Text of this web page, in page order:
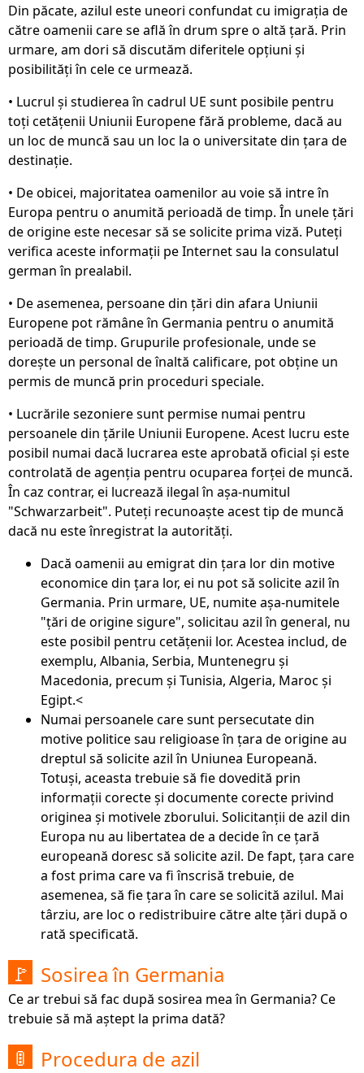
Din păcate, azilul este uneori confundat cu imigrația de
către oamenii care se află în drum spre o altă țară. Prin
urmare, am dori să discutăm diferitele opțiuni și
posibilități în cele ce urmează.
• Lucrul și studierea în cadrul UE sunt posibile pentru
toți cetățenii Uniunii Europene fără probleme, dacă au
un loc de muncă sau un loc la o universitate din țara de
destinație.
• De obicei, majoritatea oamenilor au voie să intre în
Europa pentru o anumită perioadă de timp. În unele țări
de origine este necesar să se solicite prima viză. Puteți
verifica aceste informații pe Internet sau la consulatul
german în prealabil.
• De asemenea, persoane din țări din afara Uniunii
Europene pot rămâne în Germania pentru o anumită
perioadă de timp. Grupurile profesionale, unde se
dorește un personal de înaltă calificare, pot obține un
permis de muncă prin proceduri speciale.
• Lucrările sezoniere sunt permise numai pentru
persoanele din țările Uniunii Europene. Acest lucru este
posibil numai dacă lucrarea este aprobată oficial și este
controlată de agenția pentru ocuparea forței de muncă.
În caz contrar, ei lucrează ilegal în așa-numitul
"Schwarzarbeit". Puteți recunoaște acest tip de muncă
dacă nu este înregistrat la autorități.
Dacă oamenii au emigrat din țara lor din motive
economice din țara lor, ei nu pot să solicite azil în
Germania. Prin urmare, UE, numite așa-numitele
"țări de origine sigure", solicitau azil în general, nu
este posibil pentru cetățenii lor. Acestea includ, de
exemplu, Albania, Serbia, Muntenegru și
Macedonia, precum și Tunisia, Algeria, Maroc și
Egipt.<
Numai persoanele care sunt persecutate din
motive politice sau religioase în țara de origine au
dreptul să solicite azil în Uniunea Europeană.
Totuși, aceasta trebuie să fie dovedită prin
informații corecte și documente corecte privind
originea și motivele zborului. Solicitanții de azil din
Europa nu au libertatea de a decide în ce țară
europeană doresc să solicite azil. De fapt, țara care
a fost prima care va fi înscrisă trebuie, de
asemenea, să fie țara în care se solicită azilul. Mai
târziu, are loc o redistribuire către alte țări după o
rată specificată.
🚩 Sosirea în Germania
Ce ar trebui să fac după sosirea mea în Germania? Ce
trebuie să mă aștept la prima dată?
🚦 Procedura de azil